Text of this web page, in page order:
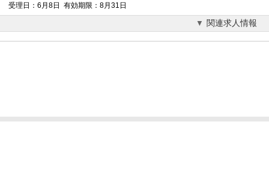
受理日：6月8日 有効期限：8月31日
関連求人情報